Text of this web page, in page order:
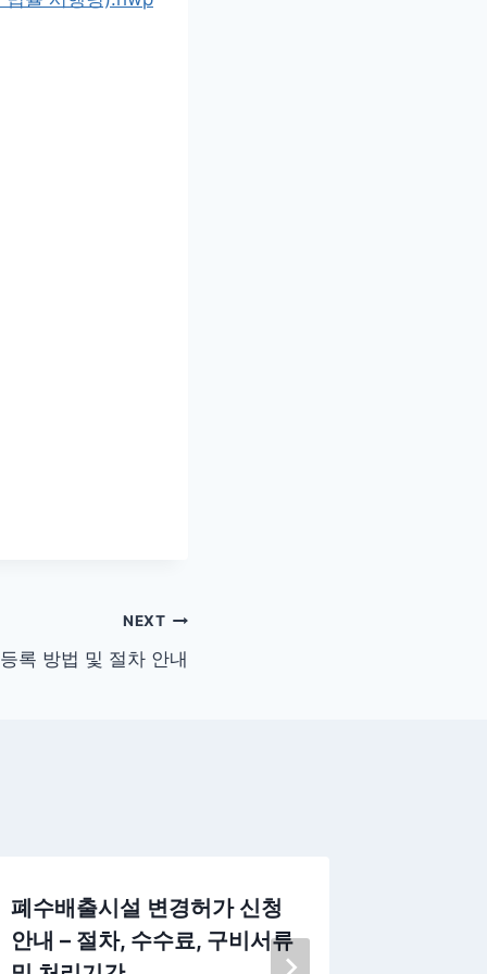
NEXT
록 방법 및 절차 안내
폐수배출시설 변경허가 신청
안내 – 절차, 수수료, 구비서류